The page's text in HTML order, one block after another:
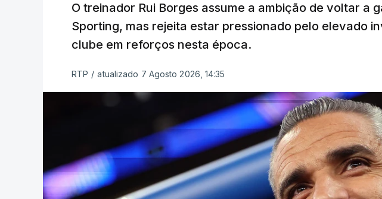
O treinador Rui Borges assume a ambição de voltar a
Sporting, mas rejeita estar pressionado pelo elevado
clube em reforços nesta época.
RTP / atualizado 7 Agosto 2026, 14:35